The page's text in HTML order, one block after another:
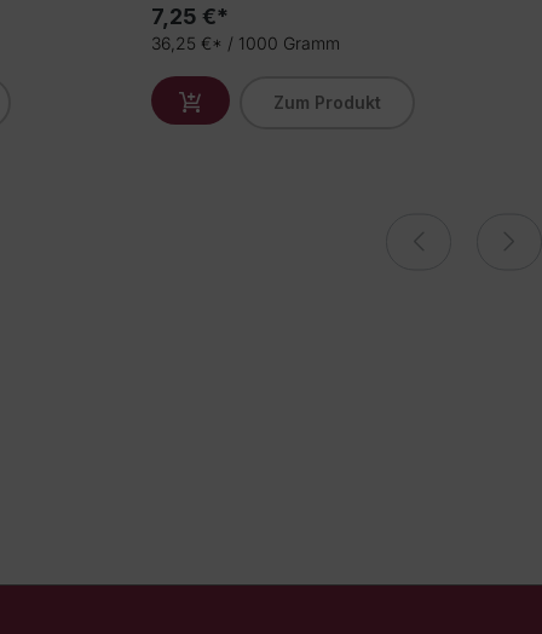
7,25 €*
36,25 €* / 1000 Gramm
Zum Produkt